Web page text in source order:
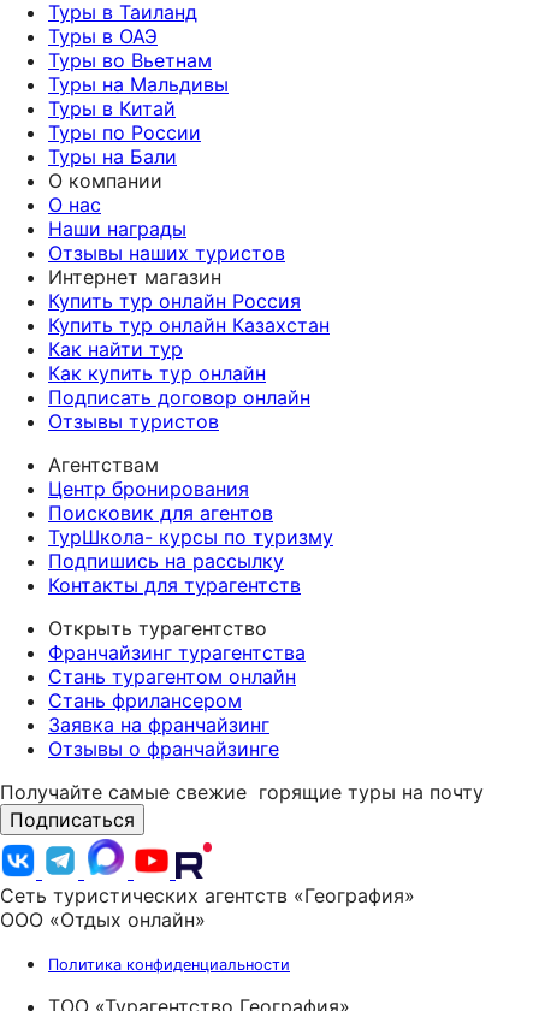
Туры в Таиланд
Туры в ОАЭ
Туры во Вьетнам
Туры на Мальдивы
Туры в Китай
Туры по России
Туры на Бали
О компании
О нас
Наши награды
Отзывы наших туристов
Интернет магазин
Купить тур онлайн Россия
Купить тур онлайн Казахстан
Как найти тур
Как купить тур онлайн
Подписать договор онлайн
Отзывы туристов
Агентствам
Центр бронирования
Поисковик для агентов
ТурШкола- курсы по туризму
Подпишись на рассылку
Контакты для турагентств
Открыть турагентство
Франчайзинг турагентства
Стань турагентом онлайн
Стань фрилансером
Заявка на франчайзинг
Отзывы о франчайзинге
Получайте самые свежие горящие туры на почту
Подписаться
Сеть туристических агентств «География»
ООО «Отдых онлайн»
Политика конфиденциальности